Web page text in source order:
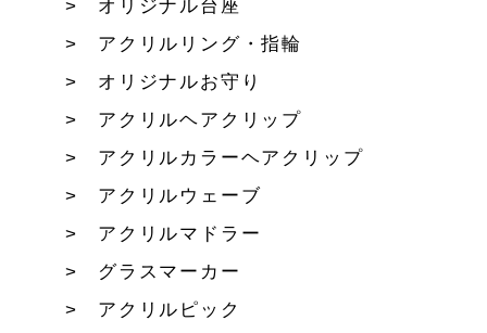
オリジナル台座
アクリルリング・指輪
オリジナルお守り
アクリルヘアクリップ
アクリルカラーヘアクリップ
アクリルウェーブ
アクリルマドラー
グラスマーカー
アクリルピック